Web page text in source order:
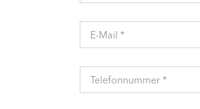
E-Mail *
Telefonnummer *